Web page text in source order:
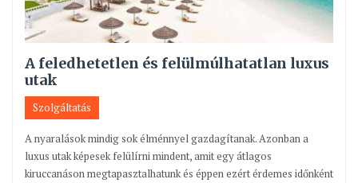
A feledhetetlen és felülmúlhatatlan luxus
utak
Szolgáltatás
A nyaralások mindig sok élménnyel gazdagítanak. Azonban a
luxus utak képesek felülírni mindent, amit egy átlagos
kiruccanáson megtapasztalhatunk és éppen ezért érdemes időnként